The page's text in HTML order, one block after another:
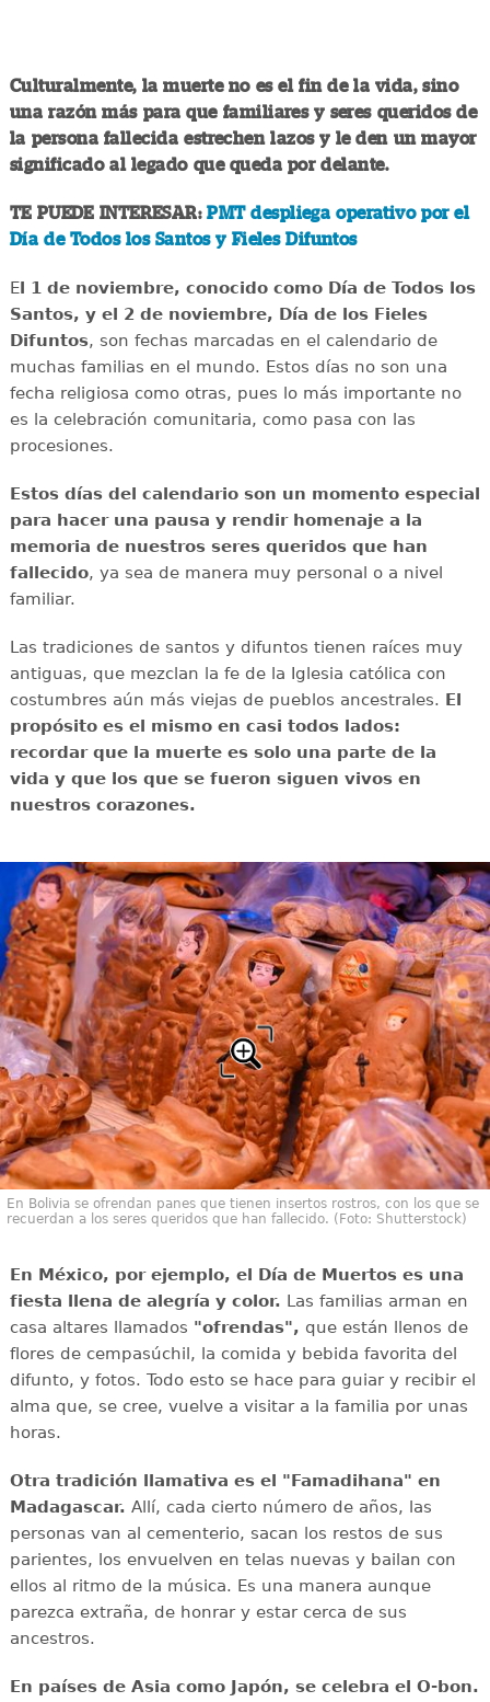
Culturalmente, la muerte no es el fin de la vida, sino
una razón más para que familiares y seres queridos de
la persona fallecida estrechen lazos y le den un mayor
significado al legado que queda por delante.
TE PUEDE INTERESAR:PMT despliega operativo por el
Día de Todos los Santos y Fieles Difuntos
El 1 de noviembre, conocido como Día de Todos los
Santos, y el 2 de noviembre, Día de los Fieles
Difuntos, son fechas marcadas en el calendario de
muchas familias en el mundo. Estos días no son una
fecha religiosa como otras, pues lo más importante no
es la celebración comunitaria, como pasa con las
procesiones.
Estos días del calendario son un momento especial
para hacer una pausa y rendir homenaje a la
memoria de nuestros seres queridos que han
fallecido, ya sea de manera muy personal o a nivel
familiar.
Las tradiciones de santos y difuntos tienen raíces muy
antiguas, que mezclan la fe de la Iglesia católica con
costumbres aún más viejas de pueblos ancestrales. El
propósito es el mismo en casi todos lados:
recordar que la muerte es solo una parte de la
vida y que los que se fueron siguen vivos en
nuestros corazones.
En Bolivia se ofrendan panes que tienen insertos rostros, con los que se
recuerdan a los seres queridos que han fallecido. (Foto: Shutterstock)
En México, por ejemplo, el Día de Muertos es una
fiesta llena de alegría y color. Las familias arman en
casa altares llamados "ofrendas", que están llenos de
flores de cempasúchil, la comida y bebida favorita del
difunto, y fotos. Todo esto se hace para guiar y recibir el
alma que, se cree, vuelve a visitar a la familia por unas
horas.
Otra tradición llamativa es el "Famadihana" en
Madagascar. Allí, cada cierto número de años, las
personas van al cementerio, sacan los restos de sus
parientes, los envuelven en telas nuevas y bailan con
ellos al ritmo de la música. Es una manera aunque
parezca extraña, de honrar y estar cerca de sus
ancestros.
En países de Asia como Japón, se celebra el O-bon.